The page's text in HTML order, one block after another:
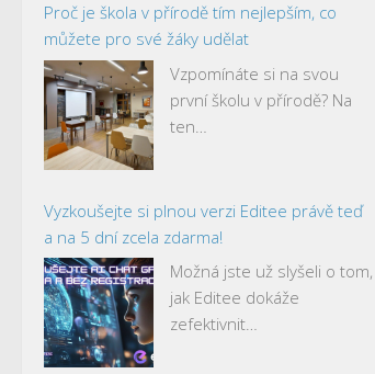
Proč je škola v přírodě tím nejlepším, co
můžete pro své žáky udělat
Vzpomínáte si na svou
první školu v přírodě? Na
ten…
Vyzkoušejte si plnou verzi Editee právě teď
a na 5 dní zcela zdarma!
Možná jste už slyšeli o tom,
jak Editee dokáže
zefektivnit…